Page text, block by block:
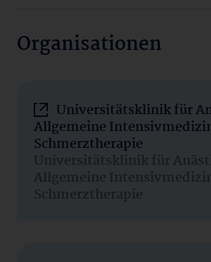
Organisationen
Universitätsklinik für
Allgemeine
Schmerztherapie
Universitätsklinik für
Allgemeine
Schmerztherapie